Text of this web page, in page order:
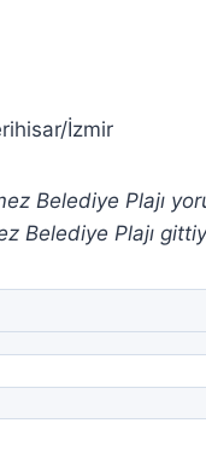
İzmir
Belediye Plajı
Plajı